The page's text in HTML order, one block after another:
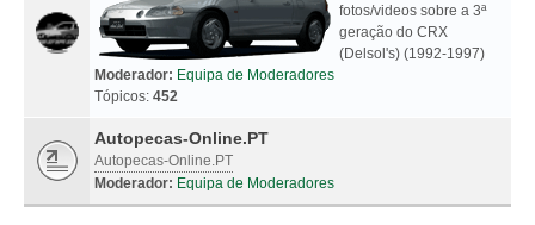
fotos/videos sobre a 3ª
geração do CRX
(Delsol's) (1992-1997)
Moderador: Equipa de Moderadores
Tópicos: 452
Autopecas-Online.PT
Autopecas-Online.PT
Moderador: Equipa de Moderadores